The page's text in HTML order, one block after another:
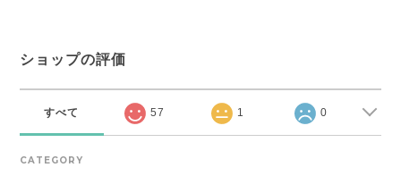
ショップの評価
すべて 57 1 0
CATEGORY